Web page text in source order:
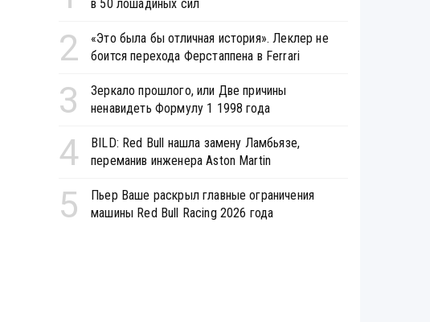
в 50 лошадиных сил
2
«Это была бы отличная история». Леклер не
боится перехода Ферстаппена в Ferrari
3
Зеркало прошлого, или Две причины
ненавидеть Формулу 1 1998 года
4
BILD: Red Bull нашла замену Ламбьязе,
переманив инженера Aston Martin
5
Пьер Ваше раскрыл главные ограничения
машины Red Bull Racing 2026 года